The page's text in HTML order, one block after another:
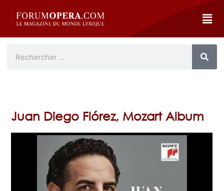
Juan Diego Flórez, Mozart Album